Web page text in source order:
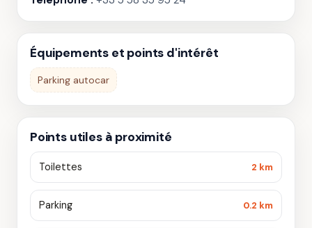
Équipements et points d'intérêt
Parking autocar
Points utiles à proximité
Toilettes 2 km
Parking 0.2 km